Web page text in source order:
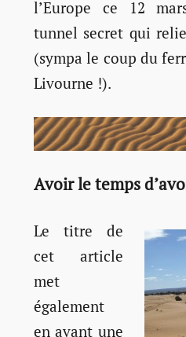
l’Europe ce 12
tunnel secret qui
(sympa le coup du
Livourne !).
Avoir le temps
Le titre de
cet article
met
également
en avant une